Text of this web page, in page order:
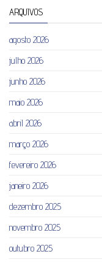
ARQUIVOS
agosto 2026
julho 2026
junho 2026
maio 2026
abril 2026
março 2026
fevereiro 2026
janeiro 2026
dezembro 2025
novembro 2025
outubro 2025